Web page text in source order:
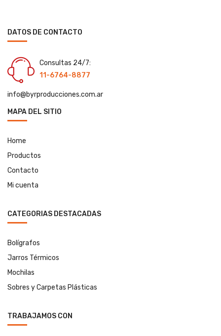
DATOS DE CONTACTO
Consultas 24/7:
11-6764-8877
info@byrproducciones.com.ar
MAPA DEL SITIO
Home
Productos
Contacto
Mi cuenta
CATEGORIAS DESTACADAS
Bolígrafos
Jarros Térmicos
Mochilas
Sobres y Carpetas Plásticas
TRABAJAMOS CON